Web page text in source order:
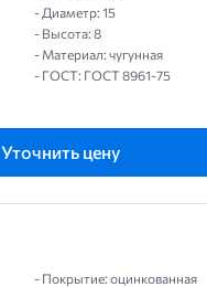
- Диаметр: 15
- Высота: 8
- Материал: чугунная
- ГОСТ: ГОСТ 8961-75
Уточнить цену
- Покрытие: оцинкованная